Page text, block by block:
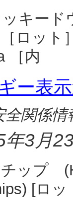
ッキー
ロット
［内
ー表
全関係情
年3月
ップ
[ロ